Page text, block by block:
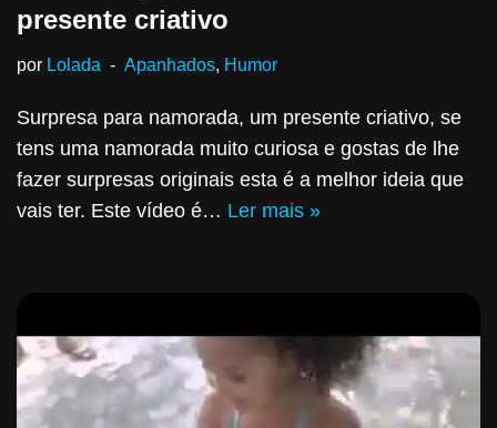
presente criativo
por Lolada Apanhados, Humor
Surpresa para namorada, um presente criativo, se
tens uma namorada muito curiosa e gostas de lhe
fazer surpresas originais esta é a melhor ideia que
vais ter. Este vídeo é… Ler mais »